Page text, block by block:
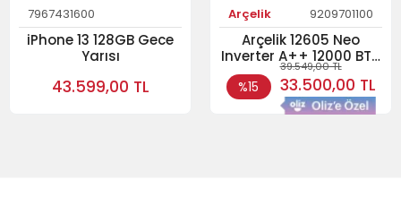
7967431600
iPhone 13 128GB Gece
Yarısı
43.599,00 TL
Arçelik 9209701100
Arçelik 12605 Neo
Inverter A++ 12000 BTU
Duvar Tipi Klima
%15
39.549,00 TL
33.500,00 TL